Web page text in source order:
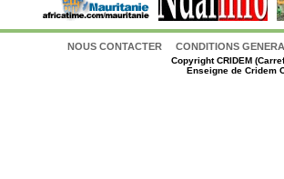
NOUS CONTACTER CONDITIONS
CopyrightCRIDEM
Enseigne de Cridem